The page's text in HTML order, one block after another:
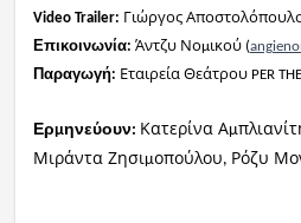
Video Trailer: Γιώργος
Επικοινωνία: Άντζυ Νομικού (
Παραγωγή: ΕταιρείαΘεάτρου PER
Ερμηνεύουν: Κατερίνα Αμ
Μιράντα Ζησιμοπούλου, Ρόζυ